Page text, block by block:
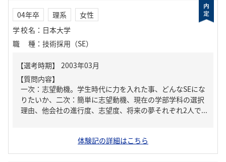
04年卒 理系
女性
学校名 ： 日本大学
職種 ： 技術採用（SE）
【質問内容】
一次：志望動機。学生時代に力を入れた事、どんなSEにな
りたいか、二次：簡単に志望動機、現在の学部学科の選択
理由、他会社の進行度、志望度、将来の夢それぞれ2人で...
体験記の詳細はこちら